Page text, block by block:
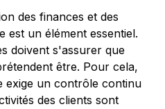
des finances et des
est un élément essentiel.
doivent s'assurer que
être. Pour cela,
exige un contrôle continu
des clients sont